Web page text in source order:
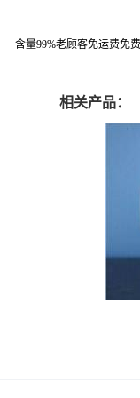
含量99%老顾客免运费免
相关产品：